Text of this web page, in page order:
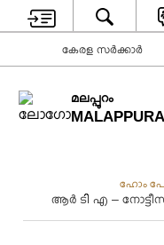
കേരള സര്‍ക്കാര്‍
മലപ്പുറം
ഹോം
ആർ ടി എ –